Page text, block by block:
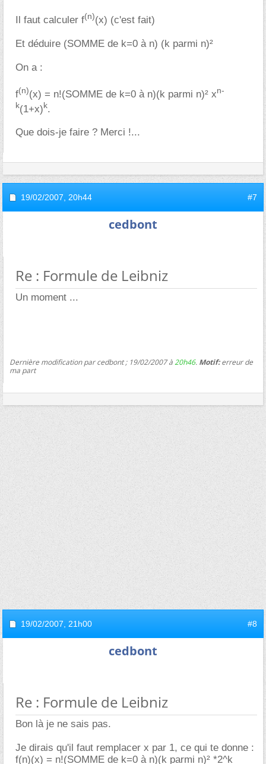
Il faut calculer f(n)(x) (c'est fait)
Et déduire (SOMME de k=0 à n) (k parmi n)²
On a :
f(n)(x) = n!(SOMME de k=0 à n)(k parmi n)² xn-
k(1+x)k.
Que dois-je faire ? Merci !...
19/02/2007, 20h44 #7
cedbont
Re : Formule de Leibniz
Un moment ...
Dernière modification par cedbont ; 19/02/2007 à20h46. Motif:erreur de
ma part
19/02/2007, 21h00 #8
cedbont
Re : Formule de Leibniz
Bon là je ne sais pas.
Je dirais qu'il faut remplacer x par 1, ce qui te donne :
f(n)(x) = n!(SOMME de k=0 à n)(k parmi n)² *2^k